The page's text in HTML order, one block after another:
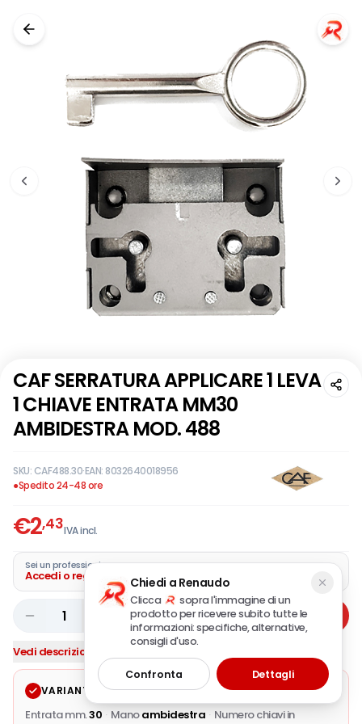
CAF SERRATURA APPLICARE 1 LEVA
1 CHIAVE ENTRATA MM30
AMBIDESTRA MOD. 488
SKU:CAF488.30·EAN: 8032640018956
●Spedito 24-48 ore
€2,43IVA incl.
Sei un professionista?
Accedi o registra la tua azienda
1 Aggiungi
Vedi descrizione completa
VARIANTE SELEZIONATA Modifica
Entrata mm.30 · Manoambidestra · Numero chiavi in
Chiedi a Renaudo
Clicca
sopra l'immagine di un
prodotto per ricevere subito tutte le
informazioni: specifiche, alternative,
consigli d'uso.
Confronta Dettagli